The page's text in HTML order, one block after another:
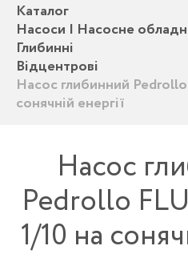
Каталог
Насоси | Насосне
Глибинні
Відцентрові
Насос глибинний
сонячній енергії
Насос
Pedrollo
1/10 на